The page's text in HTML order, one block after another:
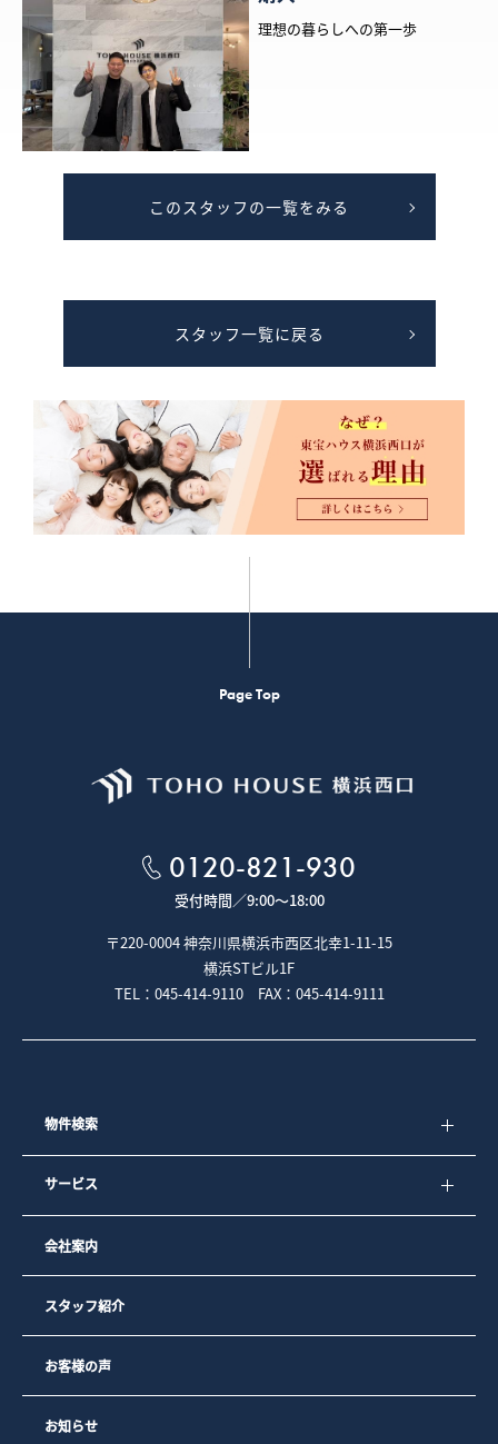
理想の暮らしへの第一歩
このスタッフの一覧をみる
スタッフ一覧に戻る
Page Top
0120-821-930
受付時間／9:00～18:00
〒220-0004 神奈川県横浜市西区北幸1-11-15
横浜STビル1F
TEL：045-414-9110 FAX：045-414-9111
物件検索
サービス
会社案内
スタッフ紹介
お客様の声
お知らせ